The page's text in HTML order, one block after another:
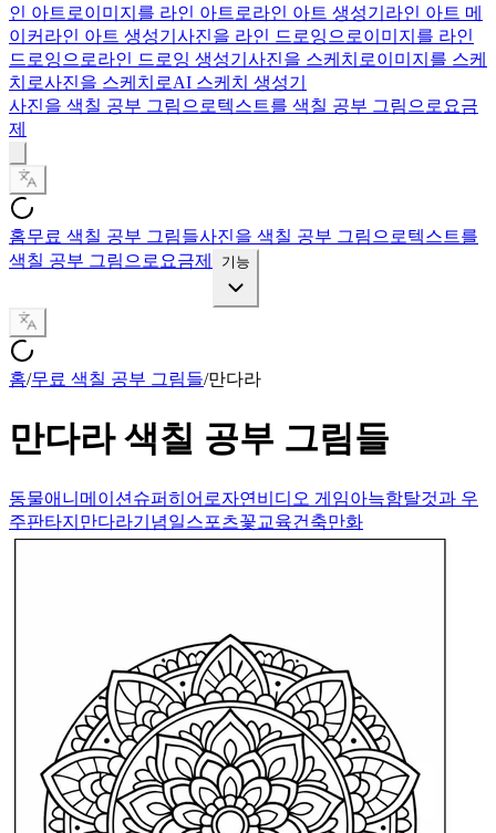
인 아트로이미지를 라인 아트로라인 아트 생성기 라인 아트 메
이커 라인 아트 생성기 사진을 라인 드로잉으로이미지를 라인
드로잉으로라인 드로잉 생성기 사진을 스케치로이미지를 스케
치로사진을 스케치로AI 스케치 생성기
사진을 색칠 공부 그림으로텍스트를 색칠 공부 그림으로 요금
제
홈무료 색칠 공부 그림들사진을 색칠 공부 그림으로텍스트를
색칠 공부 그림으로 요금제 기능
홈/무료 색칠 공부 그림들/만다라
만다라 색칠 공부 그림들
동물애니메이션 슈퍼히어로자연 비디오 게임아늑함탈것과 우
주판타지 만다라기념일스포츠꽃교육건축만화